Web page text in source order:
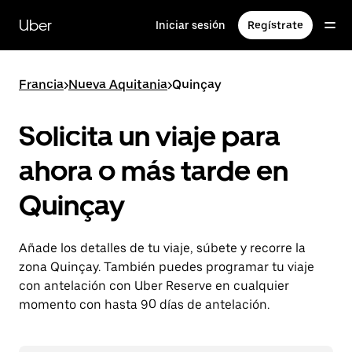
contenido
principal
Uber Iniciar sesión Regístrate
Francia>Nueva Aquitania>Quinçay
Solicita un viaje para
ahora o más tarde en
Quinçay
Añade los detalles de tu viaje, súbete y recorre la
zona Quinçay. También puedes programar tu viaje
con antelación con Uber Reserve en cualquier
momento con hasta 90 días de antelación.